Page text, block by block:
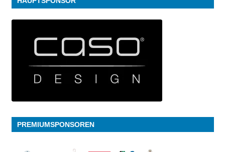
PREMIUMSPONSOREN